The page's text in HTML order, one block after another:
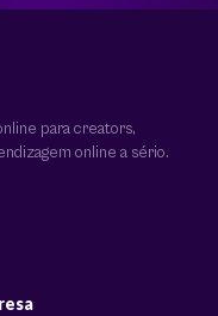
para creators,
online a sério.